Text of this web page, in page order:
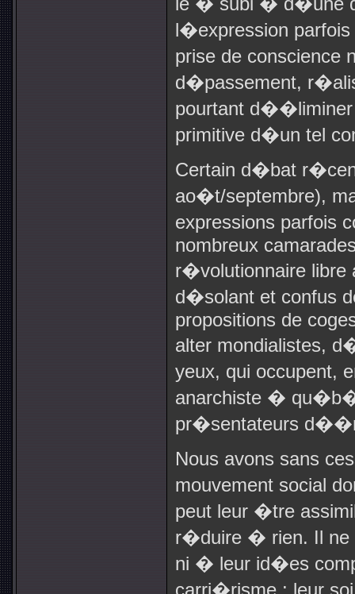
l�expression parfois
prise de conscience
d�passement,
pourtant d��liminer
primitive d�un tel
Certain d�bat
ao�t/septembre),
expressions
nombreux
r�volutionnaire libre
d�solant et confus
propositions de
alter mondialistes,
yeux, qui occupent,
anarchiste �
pr�sentateurs
Nous avons sans
mouvement social
peut leur �tre
r�duire � rien. Il ne
ni � leur id�es
carri�risme ; leur